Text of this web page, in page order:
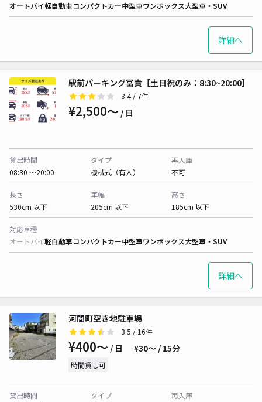
オートバイ軽自動車コンパクトカー中型車ワンボックス大型車・SUV
詳細へ
駅前パーキング冨貴【土日祝のみ：8:30~20:00】
3.4/ 7件
¥2,500〜 / 日
貸出時間
08:30 〜20:00
タイプ
機械式（有人）
再入庫
不可
長さ
530cm 以下
車幅
205cm 以下
高さ
185cm 以下
対応車種
オートバイ軽自動車コンパクトカー中型車ワンボックス大型車・SUV
詳細へ
河間町空き地駐車場
3.5 / 16件
¥400〜 / 日 ¥30〜 / 15分
時間貸し可
貸出時間
タイプ
再入庫